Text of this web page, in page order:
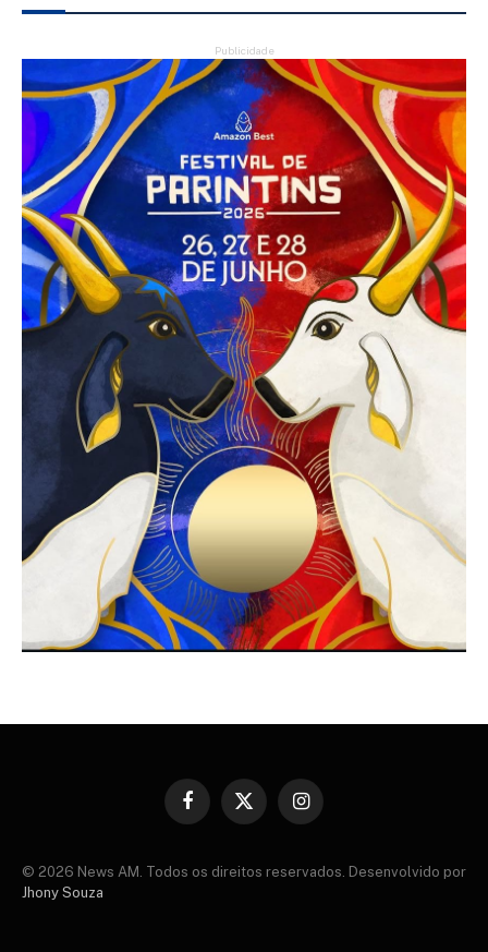
Publicidade
Facebook
X
Instagram
© 2026 News AM. Todos os direitos reservados. Desenvolvido por
Jhony Souza